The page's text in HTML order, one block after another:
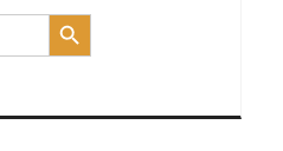
Search Button